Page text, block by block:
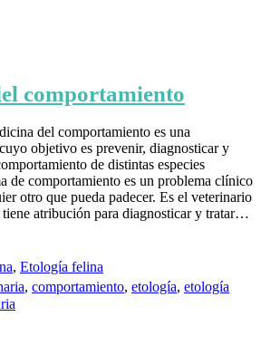
comportamiento
del comportamiento es una
objetivo es prevenir, diagnosticar y
de distintas especies
de comportamiento es un problema clínico
otro que pueda padecer. Es el veterinario
atribución para diagnosticar y tratar…
, Etología felina
, comportamiento, etología, etología